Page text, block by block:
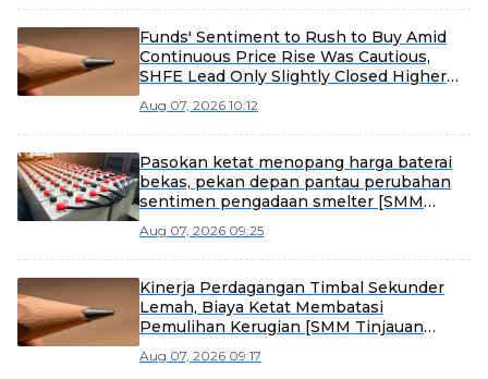
Funds' Sentiment to Rush to Buy Amid
Continuous Price Rise Was Cautious,
SHFE Lead Only Slightly Closed Higher
Aug 07, 2026 10:12
Pasokan ketat menopang harga baterai
bekas, pekan depan pantau perubahan
sentimen pengadaan smelter [SMM
Aug 07, 2026 09:25
Kinerja Perdagangan Timbal Sekunder
Lemah, Biaya Ketat Membatasi
Pemulihan Kerugian [SMM Tinjauan
Aug 07, 2026 09:17